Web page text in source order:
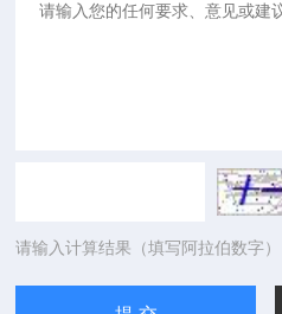
请输入计算结果（填写阿拉伯数字